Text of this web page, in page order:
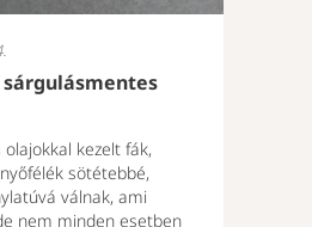
kezelt fák,
sötétebbé,
válnak, ami
nem minden esetben